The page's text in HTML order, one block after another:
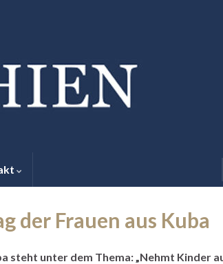
der Frauen aus Kuba
steht unter dem Thema: „Nehmt Kinder